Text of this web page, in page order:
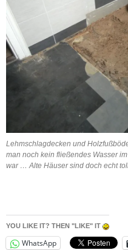
Lehmschlagdecken und
man noch kein fließendes Wasser
war … Alte Häuser sind doch echt
YOU LIKE IT? THEN "LIKE" IT
WhatsApp